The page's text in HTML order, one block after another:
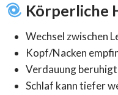
Körperliche
Wechsel zwischen
Kopf/Nacken
Verdauung
Schlaf kann tiefer